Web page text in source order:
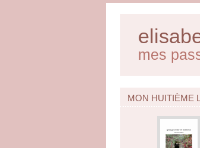
mes
MON HUITIÈME